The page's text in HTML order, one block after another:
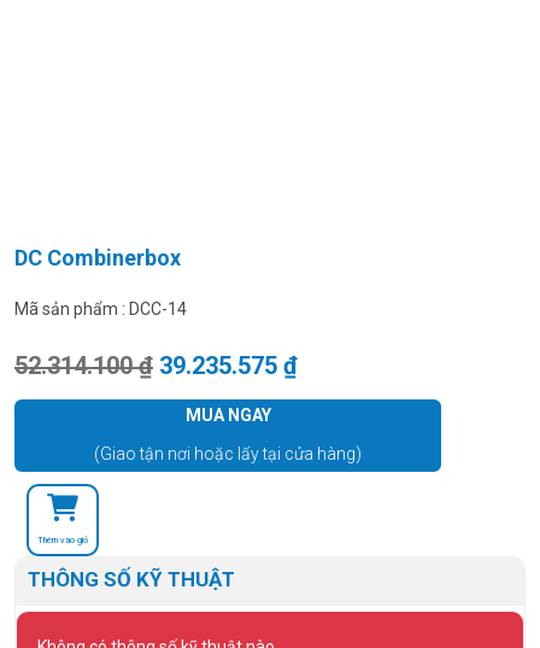
DC Combinerbox
Mã sản phẩm : DCC-14
52.314.100₫ Giá gốc là: 52.314.100 ₫.
39.235.575 ₫Giá hiện tại là:
MUA NGAY
(Giao tận nơi hoặc lấy tại cửa hàng)
Thêm vào giỏ
THÔNG SỐ KỸ THUẬT